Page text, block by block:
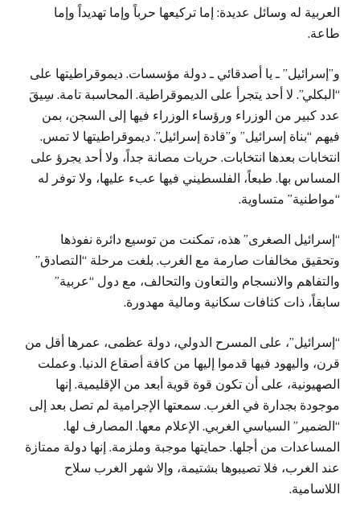
العربية له وسائل عديدة: إما تركيعها حرباً وإما تهديداً وإما
طاعة.
و”إسرائيل” ـ يا أصدقائي ـ دولة مؤسسات. ديموقراطيتها على
“البكلي”. لا أحد يتجرأ على الديموقراطية. المحاسبة تامة. سِيقَ
عدد كبير من الوزراء ورؤساء الوزراء فيها إلى السجن، بمن
فيهم “بناة إسرائيل” و”قادة إسرائيل”. ديموقراطيتها لا تمس.
انتخابات بعدها انتخابات. حريات مصانة جداً، ولا أحد يجرؤ على
المساس بها. طبعاً، الفلسطيني فيها عبء عليها، ولا توفر له
“مواطنية” متساوية.
“إسرائيل الصغرى” هذه، تمكنت من توسيع دائرة نفوذها
وتحقيق مخالفات صارمة مع الغرب. بلغت مرحلة “التصادق”
والتفاهم والانسجام والتعاون والتحالف، مع دول “عربية”
سابقاً، ذات كثافات سكانية ومالية مهدورة.
“إسرائيل”، على المسرح الدولي، دولة عظمى، عمرها أقل من
قرن، واليهود فيها قدموا إليها من كافة أصقاع الدنيا. وعملت
الصهيونية، على أن تكون قوة قوية أبعد من الإقليمية. إنها
موجودة بجدارة في الغرب. سمعتها الإجرامية لم تصل بعد إلى
“الضمير” السياسي الغربي. الإعلام معها. المصارف لها.
المساعدات من أجلها. حمايتها موجبة وملزمة. إنها دولة ممتازة
عند الغرب، فلا تصيبوها بشتيمة، وإلا شهر الغرب سلاح
اللاسامية.